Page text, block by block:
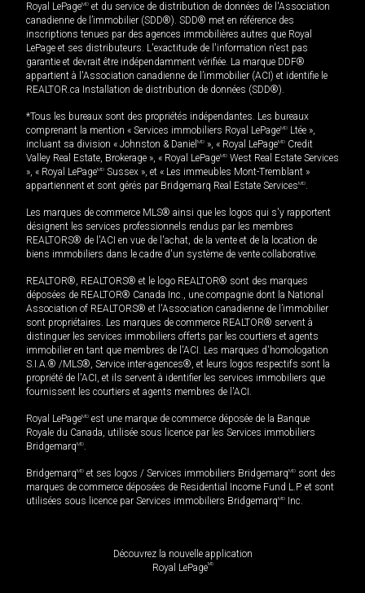
Royal LePageMD et du service de distribution de données de l'Association
canadienne de l’immobilier (SDD®). SDD® met en référence des
inscriptions tenues par des agences immobilières autres que Royal
LePage et ses distributeurs. L'exactitude de l'information n'est pas
garantie et devrait être indépendamment vérifiée. La marque DDF®
appartient à l'Association canadienne de l’immobilier (ACI) et identifie le
REALTOR.ca Installation de distribution de données (SDD®).
*Tous les bureaux sont des propriétés indépendantes. Les bureaux
comprenant la mention « Services immobiliers Royal LePageMD Ltée »,
incluant sa division « Johnston & Daniel MD », « Royal LePageMD Credit
Valley Real Estate, Brokerage », « Royal LePageMD West Real Estate Services
», « Royal LePageMD Sussex », et « Les immeubles Mont-Tremblant »
appartiennent et sont gérés par Bridgemarq Real Estate ServicesMD.
Les marques de commerce MLS® ainsi que les logos qui s'y rapportent
désignent les services professionnels rendus par les membres
REALTORS® de l'ACI en vue de l'achat, de la vente et de la location de
biens immobiliers dans le cadre d'un système de vente collaborative.
REALTOR®, REALTORS® et le logo REALTOR® sont des marques
déposées de REALTOR® Canada Inc., une compagnie dont la National
Association of REALTORS® et l'Association canadienne de l’immobilier
sont propriétaires. Les marques de commerce REALTOR® servent à
distinguer les services immobiliers offerts par les courtiers et agents
immobilier en tant que membres de l'ACI. Les marques d'homologation
S.I.A.® /MLS®, Service inter-agences®, et leurs logos respectifs sont la
propriété de l'ACI, et ils servent à identifier les services immobiliers que
fournissent les courtiers et agents membres de l'ACI.
Royal LePageMD est une marque de commerce déposée de la Banque
Royale du Canada, utilisée sous licence par les Services immobiliers
BridgemarqMD.
BridgemarqMD et ses logos / Services immobiliers BridgemarqMD sont des
marques de commerce déposées de Residential Income Fund L.P. et sont
utilisées sous licence par Services immobiliers BridgemarqMD Inc.
Découvrez la nouvelle application
Royal LePageMD